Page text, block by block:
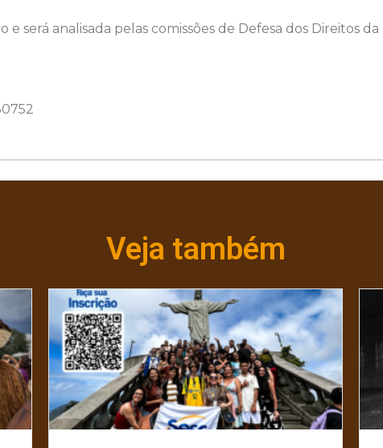
e será analisada pelas comissões de Defesa dos Direitos
Veja também